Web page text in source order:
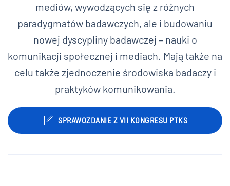
mediów, wywodzących się z różnych
paradygmatów badawczych, ale i budowaniu
nowej dyscypliny badawczej – nauki o
komunikacji społecznej i mediach. Mają także na
celu także zjednoczenie środowiska badaczy i
praktyków komunikowania.
SPRAWOZDANIE Z VII KONGRESU PTKS